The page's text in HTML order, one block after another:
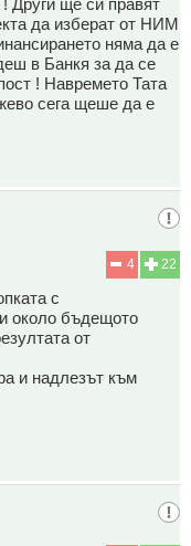
да изберат от НИМ
няма да е
в Банкя за да се
! Навремето Тата
сега щеше да е
22
4
с
около бъдещото
от
и надлезът към